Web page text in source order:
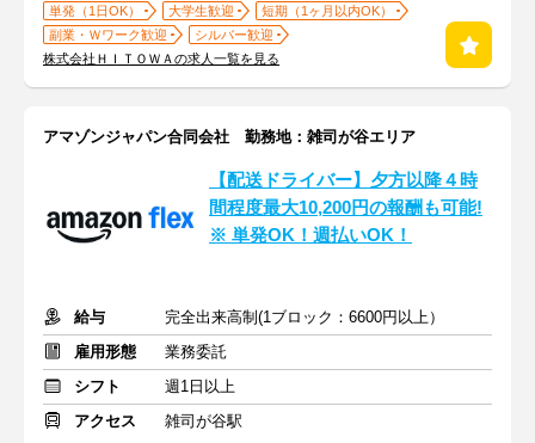
単発（1日OK） 大学生歓迎
短期（1ヶ月以内OK）
副業・Ｗワーク歓迎
シルバー歓迎
株式会社ＨＩＴＯＷＡの求人一覧を見る
アマゾンジャパン合同会社 勤務地：雑司が谷エリア
【配送ドライバー】夕方以降４時
間程度最大10,200円の報酬も可能!
※ 単発OK！週払いOK！
給与
完全出来高制(1ブロック：6600円以上）
雇用形態
業務委託
シフト
週1日以上
アクセス
雑司が谷駅